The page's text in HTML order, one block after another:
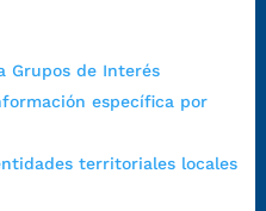
Grupos de Interés
específica por
territoriales locales
Kennedy.
en
70 00